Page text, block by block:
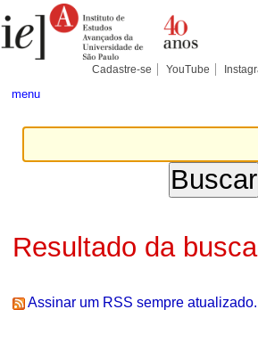
para
conteúdo.
Pessoais
Cadastre-se YouTube
menu
Resultado da busca
Assinar um RSS sempre atualizado.